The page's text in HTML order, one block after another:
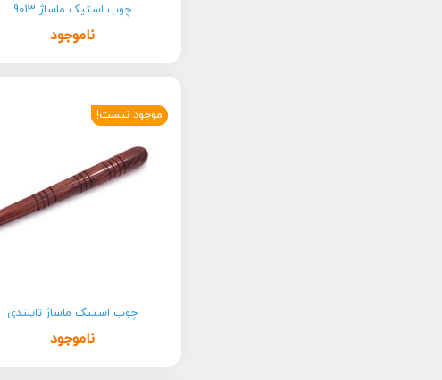
چوب استیک ماساژ 9013
ناموجود
موجود نیست!
چوب استیک ماساژ تایلندی
ناموجود